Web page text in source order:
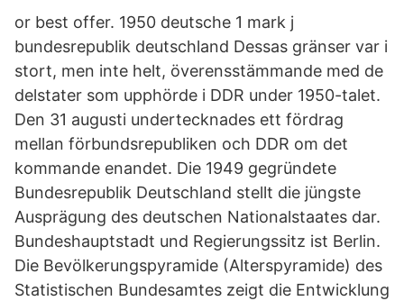
or best offer. 1950 deutsche 1 mark j
bundesrepublik deutschland Dessas gränser var i
stort, men inte helt, överensstämmande med de
delstater som upphörde i DDR under 1950-talet.
Den 31 augusti undertecknades ett fördrag
mellan förbundsrepubliken och DDR om det
kommande enandet. Die 1949 gegründete
Bundesrepublik Deutschland stellt die jüngste
Ausprägung des deutschen Nationalstaates dar.
Bundeshauptstadt und Regierungssitz ist Berlin.
Die Bevölkerungspyramide (Alterspyramide) des
Statistischen Bundesamtes zeigt die Entwicklung